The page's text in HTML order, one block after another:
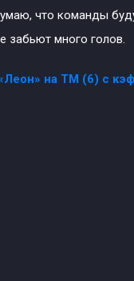
что команды
забьют много голов.
на ТМ (6) с